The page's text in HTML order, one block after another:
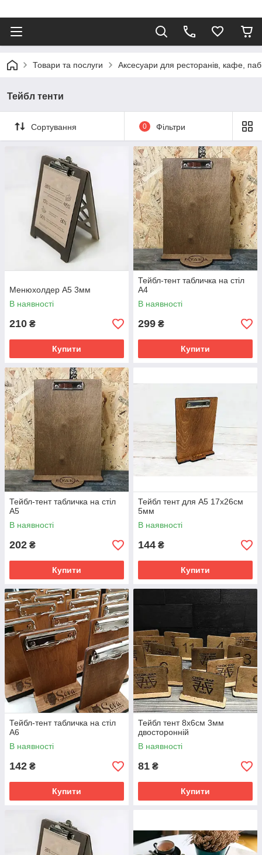
Товари та послуги Аксесуари для ресторанів, кафе,
Тейбл тенти
Сортування 0 Фільтри
Менюхолдер А5 3мм
В наявності
210 ₴
Купити
Тейбл-тент табличка на стіл
А4
В наявності
299 ₴
Купити
Тейбл-тент табличка на стіл
А5
В наявності
202 ₴
Купити
Тейбл тент для A5 17х26см
5мм
В наявності
144 ₴
Купити
Тейбл-тент табличка на стіл
А6
В наявності
142 ₴
Купити
Тейбл тент 8х6см 3мм
двосторонній
В наявності
81 ₴
Купити